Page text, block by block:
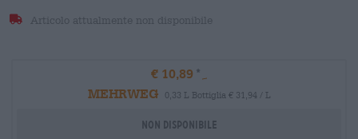
Articolo attualmente non disponibile
€ 10,89
MEHRWEG
0,33 L Bottiglia € 31,94 / L
Non disponibile